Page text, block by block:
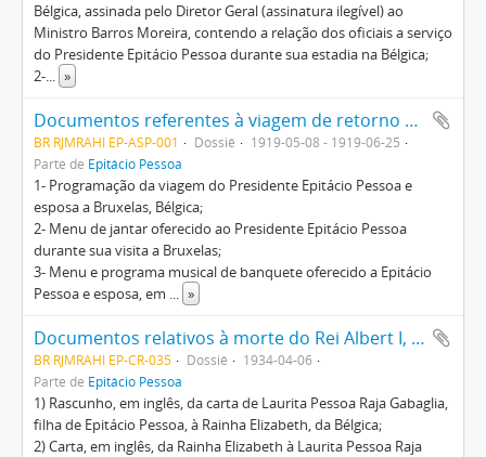
Bélgica, assinada pelo Diretor Geral (assinatura ilegível) ao
Ministro Barros Moreira, contendo a relação dos oficiais a serviço
do Presidente Epitácio Pessoa durante sua estadia na Bélgica;
2-... »
Documentos referentes à viagem de retorno da Europa ao Brasil do recém eleito presidente, Epitácio Pessoa, registrando sua passagem por alguns países europeus e pelos Estados Unidos da América
BR RJMRAHI EP-ASP-001 Dossiê
1919-05-08 - 1919-06-25
Parte de Epitácio Pessoa
1- Programação da viagem do Presidente Epitácio Pessoa e
esposa a Bruxelas, Bélgica;
2- Menu de jantar oferecido ao Presidente Epitácio Pessoa
durante sua visita a Bruxelas;
3- Menu e programa musical de banquete oferecido a Epitácio
Pessoa e esposa, em ... »
Documentos relativos à morte do Rei Albert I, da Bélgica
BR RJMRAHI EP-CR-035 Dossiê
1934-04-06
Parte de Epitácio Pessoa
1) Rascunho, em inglês, da carta de Laurita Pessoa Raja Gabaglia,
filha de Epitácio Pessoa, à Rainha Elizabeth, da Bélgica;
2) Carta, em inglês, da Rainha Elizabeth à Laurita Pessoa Raja